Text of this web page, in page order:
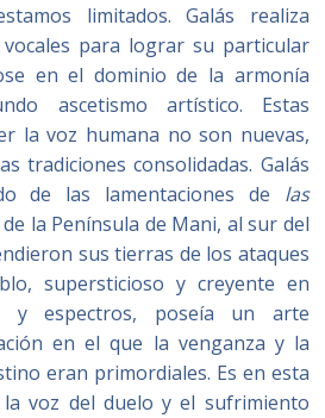
limitados. Galás realiza
vocales para lograr su particular
en el dominio de la armonía
ascetismo artístico. Estas
la voz humana no son nuevas,
tradiciones consolidadas. Galás
de las lamentaciones de las
la Península de Mani, al sur del
sus tierras de los ataques
supersticioso y creyente en
y espectros, poseía un arte
en el que la venganza y la
eran primordiales. Es en esta
voz del duelo y el sufrimiento